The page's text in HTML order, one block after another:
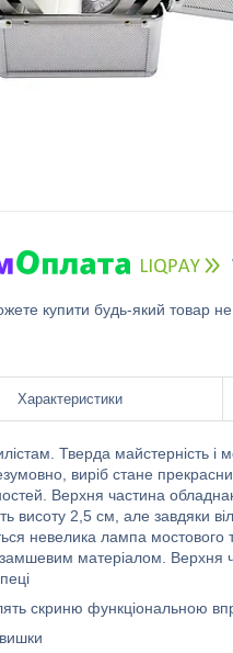
купити будь-який товар
Характеристики
Тверда майстерність і
виріб стане
Верхня частина
висоту 2,5 см, але завдяки
невелика лампа мостового
матеріалом. Верхня
скриню функціональною